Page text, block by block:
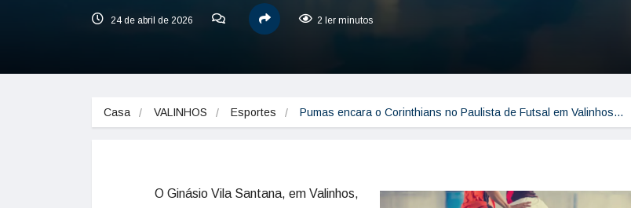
24 de abril de 2026 2 ler minutos
Casa VALINHOS Esportes Pumas encara o Corinthians no Paulista de Futsal em Valinhos…
O Ginásio Vila Santana, em Valinhos,